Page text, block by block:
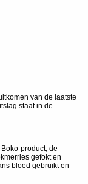
van de laatste
staat in de
product, de
gefokt en
bloed gebruikt en